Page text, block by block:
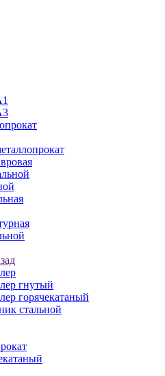
гнутый
горячекатаный
стальной